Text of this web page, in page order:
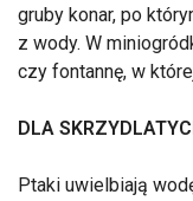
gruby konar, po
z wody. W
czy fontannę, w
DLA
Ptaki uwielbiają